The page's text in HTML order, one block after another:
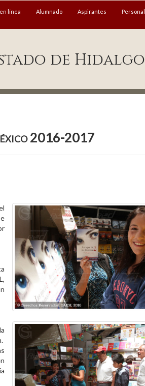
línea Alumnado Aspirantes Personal
de Hidalgo
2016-2017